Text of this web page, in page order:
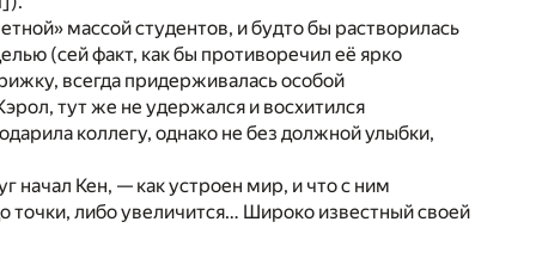
массой студентов, и будто бы растворилась
(сей факт, как бы противоречил её ярко
всегда придерживалась особой
тут же не удержался и восхитился
коллегу, однако не без должной улыбки,
начал Кен, — как устроен мир, и что с ним
точки, либо увеличится… Широко известный своей